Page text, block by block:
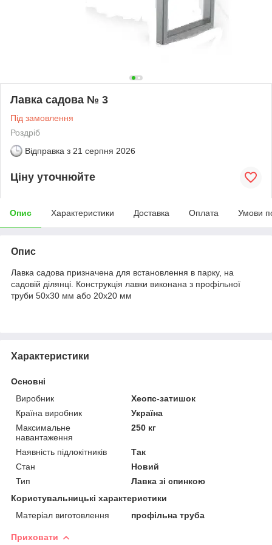
Лавка садова № 3
Під замовлення
Роздріб
Відправка з 21 серпня 2026
Ціну уточнюйте
Опис Характеристики Доставка Оплата Умови
Опис
Лавка садова призначена для встановлення в парку, на
садовій ділянці. Конструкція лавки виконана з профільної
труби 50х30 мм або 20х20 мм
Характеристики
Основні
Виробник
Хеопс-затишок
Країна виробник
Україна
Максимальне
навантаження
250 кг
Наявність підлокітників
Так
Стан
Новий
Тип
Лавка зі спинкою
Користувальницькі характеристики
Матеріал виготовлення
профільна труба
Приховати